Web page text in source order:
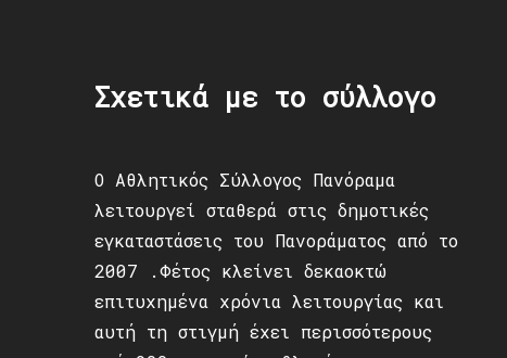
Σχετικά με το σύλλογο
Ο Αθλητικός Σύλλογος Πανόραμα
λειτουργεί σταθερά στις δημοτικές
εγκαταστάσεις του Πανοράματος από το
2007 .Φέτος κλείνει δεκαοκτώ
επιτυχημένα χρόνια λειτουργίας και
αυτή τη στιγμή έχει περισσότερους